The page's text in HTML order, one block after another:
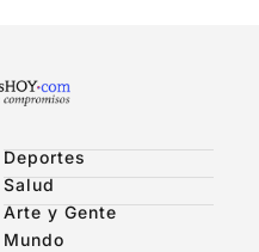
Deportes
Salud
Arte y Gente
Mundo